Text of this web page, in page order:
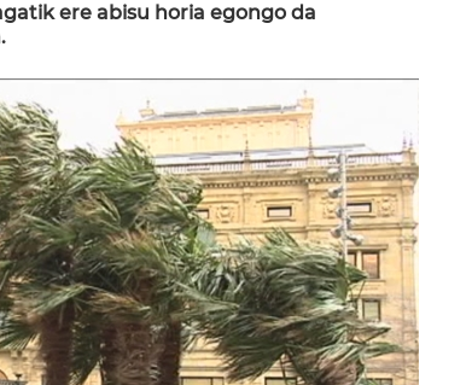
ere abisu horia egongo da